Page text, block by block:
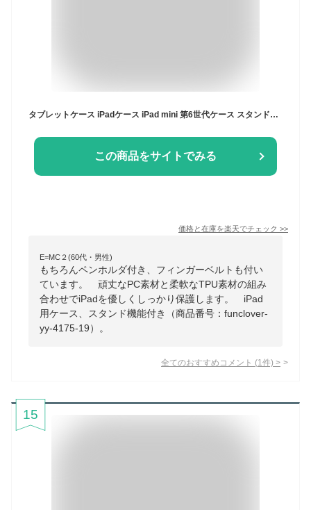
タブレットケース iPadケース iPad mini 第6世代ケース スタンド機能 Apple Pencil収納付き iPad mini6 2021保護カバー フィンガーベルト付 iPad mini 6 第6世代 2021発売 iPad mini6カバー 衝撃吸収 アイパッドミニ第6世代保護ケース ペン収納
この商品をサイトでみる
価格と在庫を楽天でチェック >>
E=MC２(60代・男性)
もちろんペンホルダ付き、フィンガーベルトも付い
ています。 頑丈なPC素材と柔軟なTPU素材の組み
合わせでiPadを優しくしっかり保護します。 iPad
用ケース、スタンド機能付き（商品番号：funclover-
yy-4175-19）。
全てのおすすめコメント (1 件) >
15